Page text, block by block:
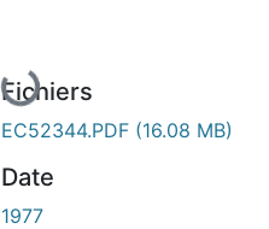
En cours de chargement...
Fichiers
EC52344.PDF (16.08 MB)
Date
1977